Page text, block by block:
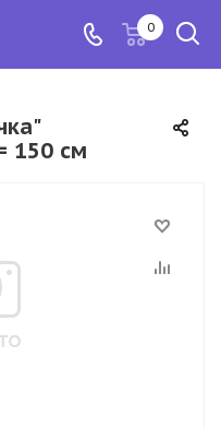
0
150 см